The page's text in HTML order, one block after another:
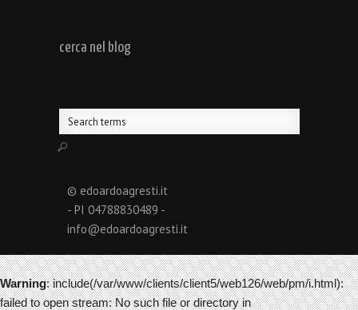
cerca nel blog
© edoardoagresti.it
- PI 04788830489 -
info@edoardoagresti.it
Warning: include(/var/www/clients/client5/web126/web/pm/i.html):
failed to open stream: No such file or directory in